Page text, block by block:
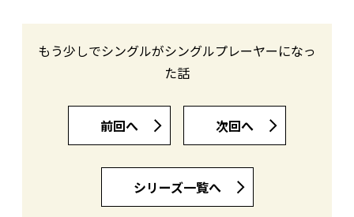
もう少しでシングルがシングルプレーヤーになっ
た話
前回へ 次回へ
シリーズ一覧へ